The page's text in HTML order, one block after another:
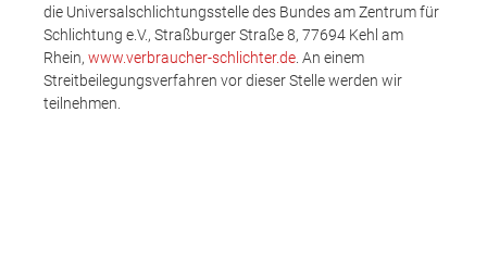
die Universalschlichtungsstelle des Bundes am Zentrum für
Schlichtung e.V., Straßburger Straße 8, 77694 Kehl am
Rhein, www.verbraucher-schlichter.de. An einem
Streitbeilegungsverfahren vor dieser Stelle werden wir
teilnehmen.